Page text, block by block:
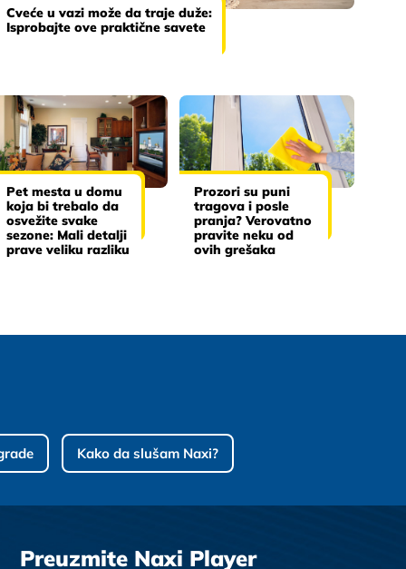
Cveće u vazi može da traje duže:
Isprobajte ove praktične savete
Pet mesta u domu
koja bi trebalo da
osvežite svake
sezone: Mali detalji
prave veliku razliku
Prozori su puni
tragova i posle
pranja? Verovatno
pravite neku od
ovih grešaka
Kako da slušam Naxi?
Preuzmite Naxi Player